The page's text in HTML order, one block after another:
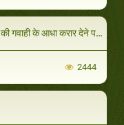
करार देने पर आपत्ति व्यक्त करना
2444